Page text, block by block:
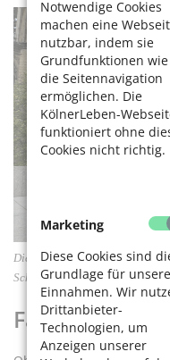
Notwendige Cookies
machen eine
nutzbar, indem sie
Grundfunktionen wie
die Seitennavigation
ermöglichen. Die
KölnerLeben-
funktioniert ohne
Cookies nicht richtig.
Marketing
Diese Cookies sind
Grundlage für unsere
Einnahmen. Wir
Drittanbieter-
Technologien, um
Anzeigen unserer
Dieser Elektro-Tretroller parkt
Schlenker-Kortum
Fazit: